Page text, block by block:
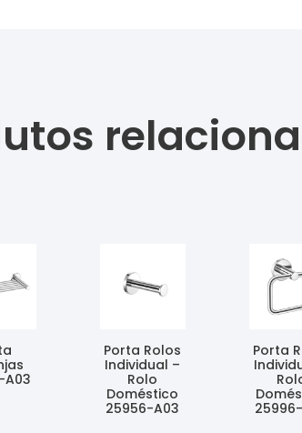
A03
Porta Rolos
Individual –
Rolo
Doméstico
25956-A03
Porta